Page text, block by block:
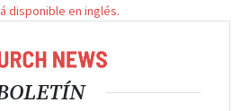
disponible en inglés.